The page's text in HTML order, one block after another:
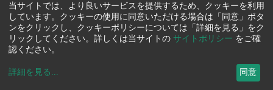
当サイトでは、より良いサービスを提供するため、クッキーを利用
しています。クッキーの使用に同意いただける場合は「同意」ボタ
ンをクリックし、クッキーポリシーについては「詳細を見る」をク
リックしてください。詳しくは当サイトの サイトポリシー をご確
認ください。
詳細を見る ... 同意